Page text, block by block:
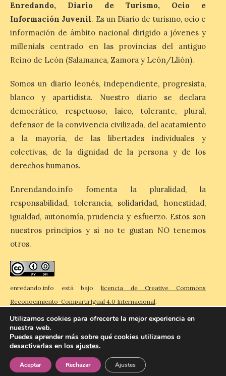
La Junta promueve la
contratación temporal de
jóvenes desempleados
para la realización de
obras y servicios de
interés general y social
euros de inversión
6 Ago 2026
Industria, Universidades,
Empleo y Comercio
destina 8,75 millones de
euros al programa JOVEL
contratación temporal de 300 jóvenes
desempleados inscritos en el Sistema
Nacional de […]
En la Comarca de Liébana
tienes 6 rincones únicos
para ver el Eclipse de Sol
6 Ago 2026
Miradores naturales,
paisajes de leyenda
convierten la Comarca de
destinos más bonitos para disfrutar de
este fenómeno astronómico único. Un
Enredando, Diario de Turismo, Ocio e
Información Juvenil. Es un Diario de turismo, ocio e
información de ámbito nacional dirigido a jóvenes y
millenials centrado en las provincias del antiguo
Reino de León (Salamanca, Zamora y León/Llión).
Somos un diario leonés, independiente, progresista,
blanco y apartidista. Nuestro diario se declara
democrático, respetuoso, laico, tolerante, plural,
defensor de la convivencia civilizada, del acatamiento
a la mayoría, de las libertades individuales y
colectivas, de la dignidad de la persona y de los
derechos humanos.
Enrendando.info fomenta la pluralidad, la
responsabilidad, tolerancia, solidaridad, honestidad,
igualdad, autonomía, prudencia y esfuerzo. Estos son
nuestros principios y si no te gustan NO tenemos
otros.
enredando.info está bajo licencia de Creative Commons
Reconocimiento-CompartirIgual 4.0 Internacional.
© 2026 Enredando Política de privacidad
Utilizamos cookies para ofrecerte la mejor experiencia en
nuestra web.
Puedes aprender más sobre qué cookies utilizamos o
desactivarlas en los ajustes.
Aceptar Rechazar Ajustes